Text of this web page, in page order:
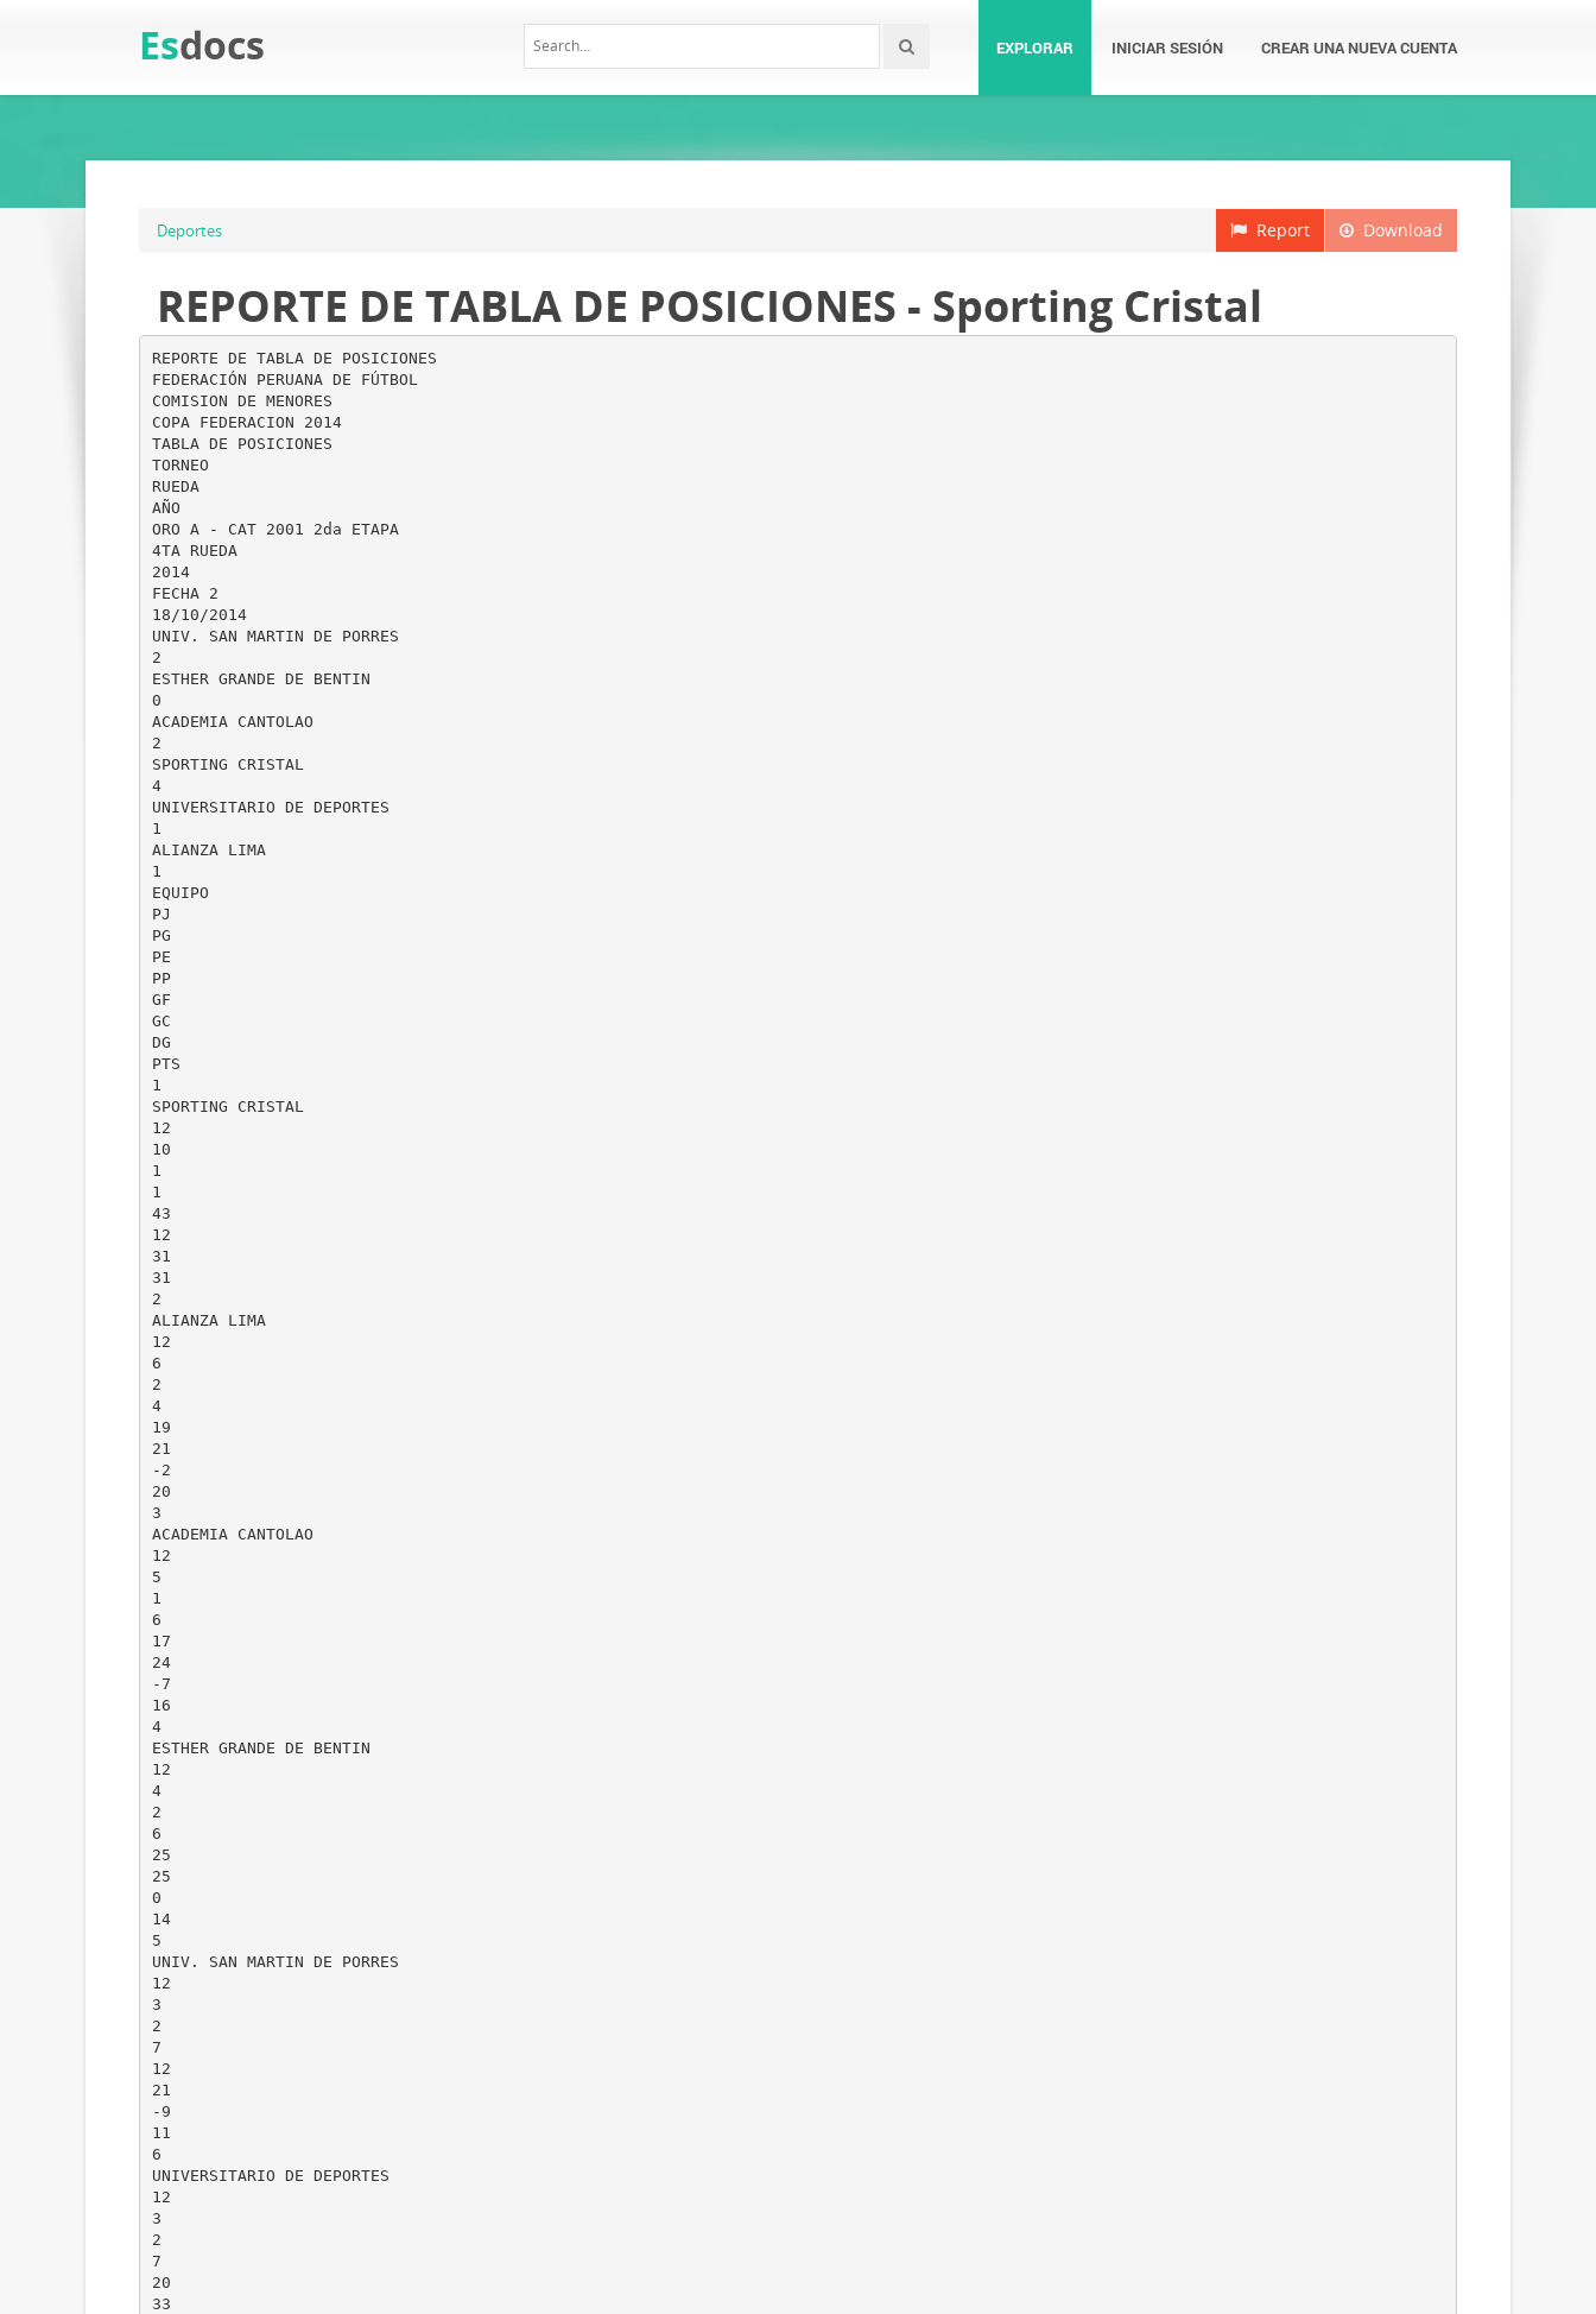
Esdocs EXPLORAR INICIAR SESIÓN CREAR UNA NUEVA CUENTA
Download
Report
Deportes
REPORTE DE TABLA DE POSICIONES - Sporting Cristal
REPORTE DE TABLA DE POSICIONES
FEDERACIÓN PERUANA DE FÚTBOL
COMISION DE MENORES
COPA FEDERACION 2014
TABLA DE POSICIONES
TORNEO
RUEDA
AÑO
ORO A - CAT 2001 2da ETAPA
4TA RUEDA
2014
FECHA 2
18/10/2014
UNIV. SAN MARTIN DE PORRES
2
ESTHER GRANDE DE BENTIN
0
ACADEMIA CANTOLAO
2
SPORTING CRISTAL
4
UNIVERSITARIO DE DEPORTES
1
ALIANZA LIMA
1
EQUIPO
PJ
PG
PE
PP
GF
GC
DG
PTS
1
SPORTING CRISTAL
12
10
1
1
43
12
31
31
2
ALIANZA LIMA
12
6
2
4
19
21
-2
20
3
ACADEMIA CANTOLAO
12
5
1
6
17
24
-7
16
4
ESTHER GRANDE DE BENTIN
12
4
2
6
25
25
0
14
5
UNIV. SAN MARTIN DE PORRES
12
3
2
7
12
21
-9
11
6
UNIVERSITARIO DE DEPORTES
12
3
2
7
20
33